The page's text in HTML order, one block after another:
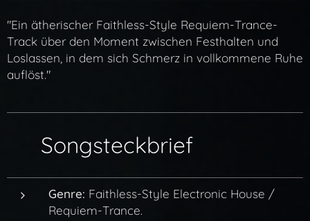
"Ein ätherischer Faithless-Style Requiem-Trance-
Track über den Moment zwischen Festhalten und
Loslassen, in dem sich Schmerz in vollkommene Ruhe
auflöst."
🎼 Songsteckbrief
Genre: Faithless-Style Electronic House /
Requiem-Trance.